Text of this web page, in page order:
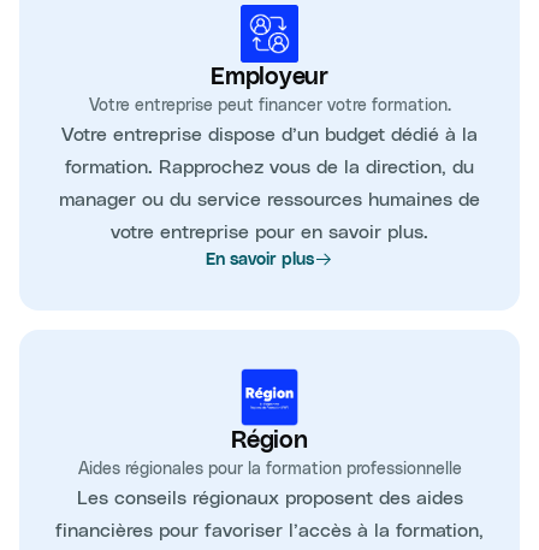
Employeur
Votre entreprise peut financer votre formation.
Votre entreprise dispose d’un budget dédié à la
formation. Rapprochez vous de la direction, du
manager ou du service ressources humaines de
votre entreprise pour en savoir plus.
En savoir plus
Région
Aides régionales pour la formation professionnelle
Les conseils régionaux proposent des aides
financières pour favoriser l’accès à la formation,